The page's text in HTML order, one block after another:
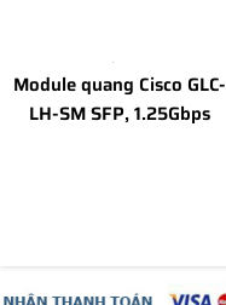
Module quang Cisco GLC-
LH-SM SFP, 1.25Gbps